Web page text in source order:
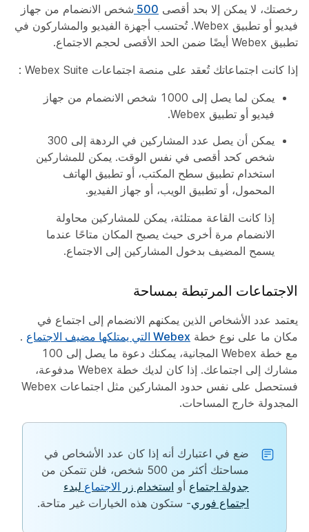
رخصتك، لا يمكن إلا بحد أقصى 500 شخص الانضمام من جهاز
فيديو أو تطبيق Webex. تُحتسب أجهزة الفيديو والمشاركون في
تطبيق Webex أيضًا ضمن الحد الأقصى لحجم الاجتماع.
إذا كانت اجتماعاتك تُعقد على منصة اجتماعات Webex Suite
:
يمكن لما يصل إلى 1000 شخص الانضمام من جهاز
فيديو أو تطبيق Webex.
يمكن أن يصل عدد المشاركين في الردهة إلى 300
شخص كحد أقصى في نفس الوقت. يمكن للمشاركين
استخدام تطبيق سطح المكتب، أو تطبيق الهاتف
المحمول، أو تطبيق الويب، أو جهاز الفيديو.
إذا كانت القاعة ممتلئة، يمكن للمشاركين محاولة
الانضمام مرة أخرى حيث يصبح المكان متاحًا عندما
يسمح المضيف بدخول المشاركين إلى الاجتماع.
الاجتماعات المرتبطة بمساحة
يعتمد عدد الأشخاص الذين يمكنهم الانضمام إلى اجتماع في
مكان ما على نوع خطة Webex التي يمتلكها مضيف الاجتماع
.
مع خطة Webex المجانية، يمكنك دعوة ما يصل إلى 100
مشارك إلى اجتماعك. إذا كان لديك خطة Webex مدفوعة،
فستحصل على نفس حدود المشاركين مثل اجتماعات Webex
المجدولة خارج المساحات.
ضع في اعتبارك أنه إذا كان عدد الأشخاص في
مساحتك أكثر من 500 شخص، فلن تتمكن من
جدولة اجتماع أو استخدام زر الاجتماع لبدء
اجتماع فوري- ستكون هذه الخيارات غير متاحة.